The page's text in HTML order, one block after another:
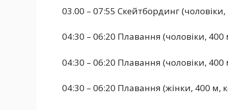
03.00 – 07:55 Скейтбординг
04:30 – 06:20 Плавання (чоловіки, 400
04:30 – 06:20 Плавання (чоловіки, 400
04:30 – 06:20 Плавання (жінки, 400 м,